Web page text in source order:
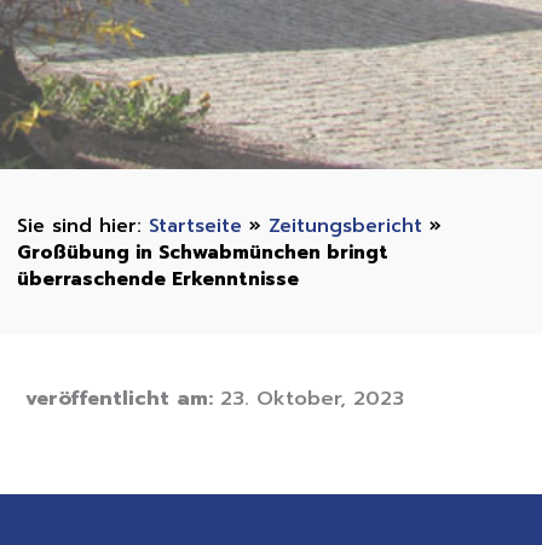
Startseite » Zeitungsbericht »
Großübung in Schwabmünchen bringt
überraschende Erkenntnisse
veröffentlicht am:23. Oktober, 2023